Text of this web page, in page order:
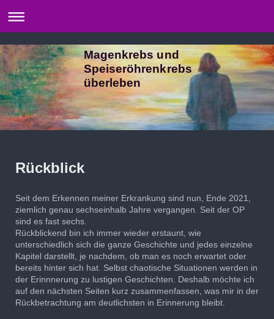
Magenkrebs und
Speiseröhrenkrebs
überleben
Rückblick
Seit dem Erkennen meiner Erkrankung sind nun, Ende 2021,
ziemlich genau sechseinhalb Jahre vergangen. Seit der OP
sind es fast sechs.
Rückblickend bin ich immer wieder erstaunt, wie
unterschiedlich sich die ganze Geschichte und jedes einzelne
Kapitel darstellt, je nachdem, ob man es noch erwartet oder
bereits hinter sich hat. Selbst chaotische Situationen werden in
der Erinnnerung zu lustigen Geschichten. Deshalb möchte ich
auf den nächsten Seiten kurz zusammenfassen, was mir in der
Rückbetrachtung am deutlichsten in Erinnerung bleibt.